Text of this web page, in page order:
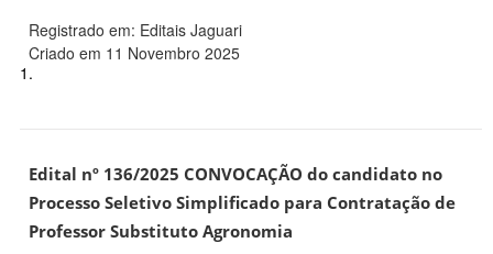
Registrado em: Editais Jaguari
Criado em 11 Novembro 2025
1.
Edital nº 136/2025 CONVOCAÇÃO do candidato no
Processo Seletivo Simplificado para Contratação de
Professor Substituto Agronomia